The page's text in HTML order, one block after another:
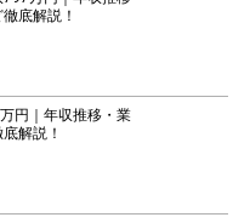
底解説！
円｜年収推移・業
解説！